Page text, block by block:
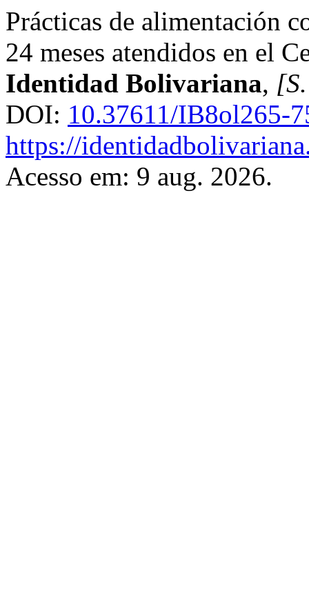
Prácticas de alimentación
24 meses atendidos en el
Identidad Bolivariana,
DOI: 10.37611/IB8ol265-
https://
Acesso em: 9 aug. 2026.